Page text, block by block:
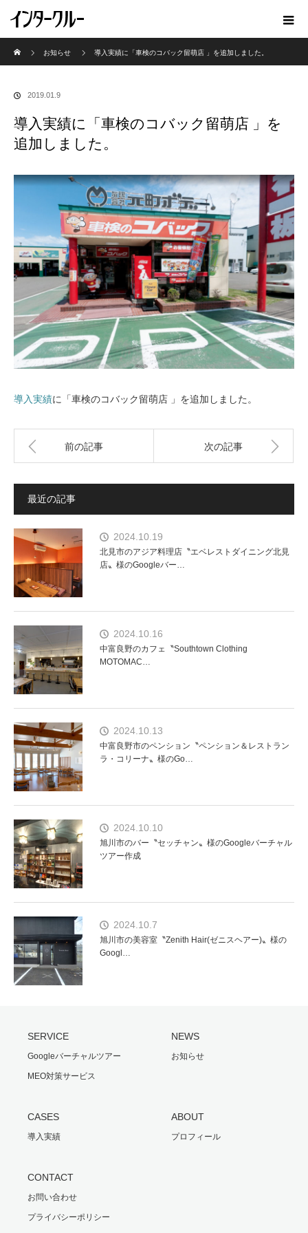
お知らせ
導入実績に「車検のコバック留萌店 」を追加しました。
2019.01.9
導入実績に「車検のコバック留萌店 」を
追加しました。
導入実績に「車検のコバック留萌店 」を追加しました。
前の記事 次の記事
最近の記事
2024.10.19
北見市のアジア料理店〝エベレストダイニング北見
店〟様のGoogleバー…
2024.10.16
中富良野のカフェ〝Southtown Clothing
MOTOMAC…
2024.10.13
中富良野市のペンション〝ペンション＆レストラン
ラ・コリーナ〟様のGo…
2024.10.10
旭川市のバー〝セッチャン〟様のGoogleバーチャル
ツアー作成
2024.10.7
旭川市の美容室〝Zenith Hair(ゼニスヘアー)〟様の
Googl…
SERVICE
Googleバーチャルツアー
MEO対策サービス
NEWS
お知らせ
CASES
導入実績
ABOUT
プロフィール
CONTACT
お問い合わせ
プライバシーポリシー